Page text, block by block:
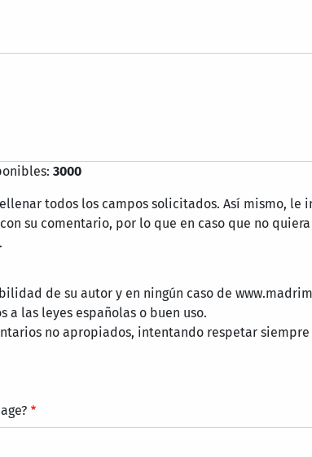
3000
todos los campos solicitados. Así mismo, le
su comentario, por lo que en caso que no quiera
de su autor y en ningún caso de
las leyes españolas o buen uso.
no apropiados, intentando respetar